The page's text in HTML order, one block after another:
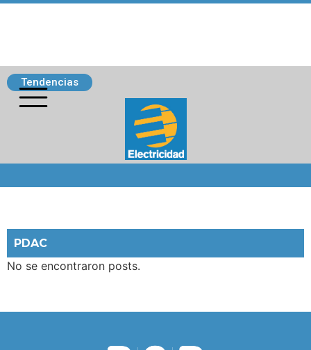
Tendencias
PDAC
No se encontraron posts.